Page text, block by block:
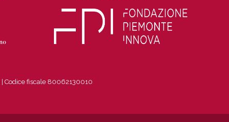
| Codice fiscale 80062130010